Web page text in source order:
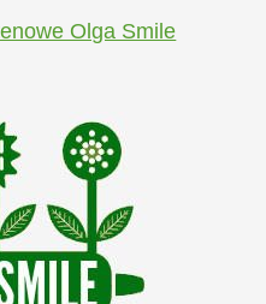
Olga Smile